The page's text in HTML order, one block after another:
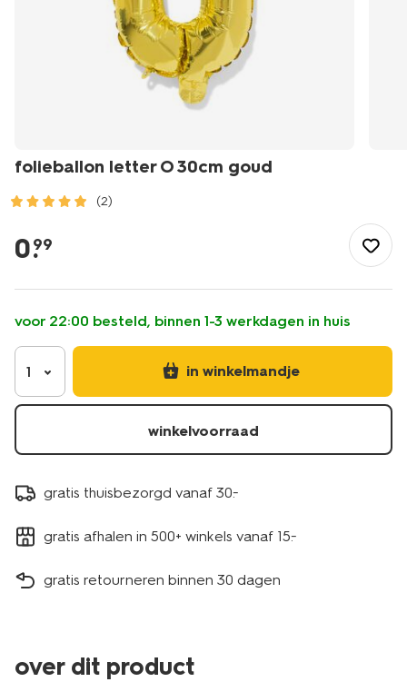
folieballon letter O 30cm goud
(2)
cadeau/versiering/ballonnen/folieballon-
letter-
30cm-
goud-
14260045.html
0.
99
voor 22:00 besteld, binnen 1-3 werkdagen in huis
1 in winkelmandje
winkelvoorraad
gratis thuisbezorgd vanaf 30.-
gratis afhalen in 500+ winkels vanaf 15.-
gratis retourneren binnen 30 dagen
over dit product